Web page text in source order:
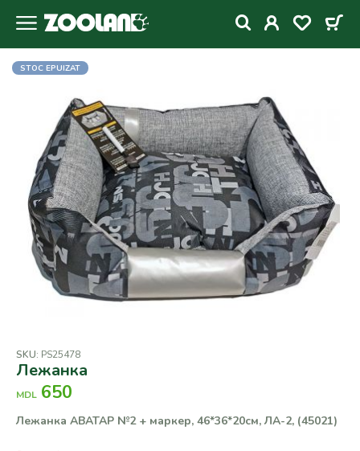
STOC EPUIZAT
SKU: PS25478
Лежанка
MDL 650
Лежанка АВАТАР №2 + маркер, 46*36*20см, ЛА-2, (45021)